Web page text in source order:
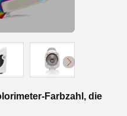
Farbzahl, die